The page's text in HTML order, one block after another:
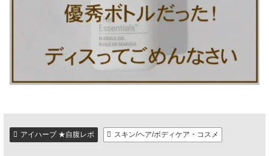
アイハーブ ★自腹レポ スキン/ヘア/ボディケア・コスメ